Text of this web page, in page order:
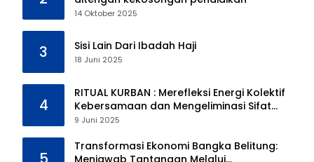
14 Oktober 2025
3 Sisi Lain Dari Ibadah Haji
18 Juni 2025
4
RITUAL KURBAN : Merefleksi Energi Kolektif
Kebersamaan dan Mengeliminasi Sifat
Kebinatangan Manusia
9 Juni 2025
Transformasi Ekonomi Bangka Belitung:
Menjawab Tantangan Melalui